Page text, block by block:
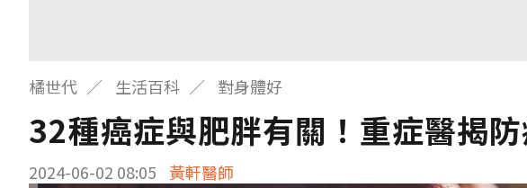
橘世代 生活百科 對身體好
32種癌症與肥胖有關！重症醫揭
2024-06-02 08:05 黃軒醫師